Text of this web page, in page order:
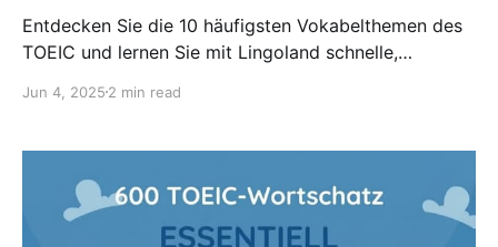
Entdecken Sie die 10 häufigsten Vokabelthemen des
TOEIC und lernen Sie mit Lingoland schnelle,
Punktzahl in den Teilen 5-7 zu verbessern.
Jun 4, 2025 2 min read